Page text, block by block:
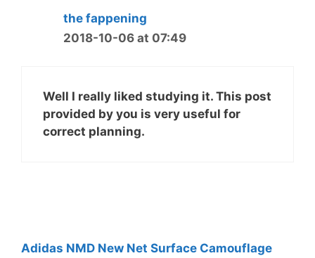
the fappening
2018-10-06 at 07:49
Well I really liked studying it. This post
provided by you is very useful for
correct planning.
Adidas NMD New Net Surface Camouflage